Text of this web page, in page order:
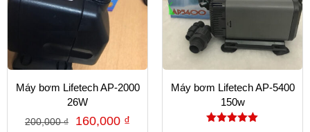
Máy bơm Lifetech AP-2000
26W
200,000₫ 160,000 ₫
Máy bơm Lifetech AP-5400
150w